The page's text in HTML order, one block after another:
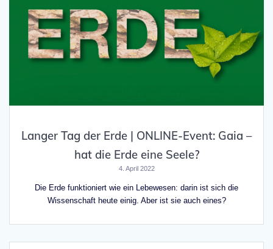
Langer Tag der Erde | ONLINE-Event: Gaia –
hat die Erde eine Seele?
4. April 2022
Die Erde funktioniert wie ein Lebewesen: darin ist sich die
Wissenschaft heute einig. Aber ist sie auch eines?